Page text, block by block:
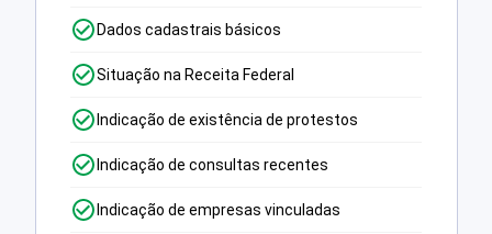
Dados cadastrais básicos
Situação na Receita Federal
Indicação de existência de protestos
Indicação de consultas recentes
Indicação de empresas vinculadas